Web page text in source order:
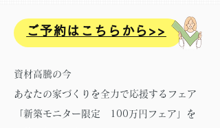
ご予約はこちらから>>
資材高騰の今
あなたの家づくりを全力で応援するフェア
「新築モニター限定 100万円フェア」を